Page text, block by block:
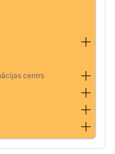
centrs